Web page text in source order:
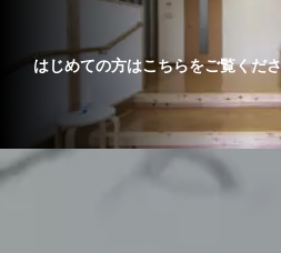
はじめての方はこちらをご覧くだ